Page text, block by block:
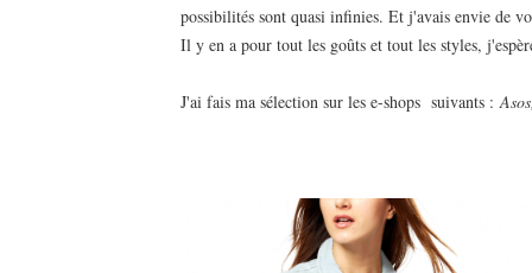
possibilités sont quasi infinies. Et j'avais envie de
Il y en a pour tout les goûts et tout les styles,
J'ai fais ma sélection sur les e-shops suivants :Asos